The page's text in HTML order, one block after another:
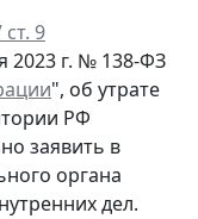
ст. 9
2023 г. № 138-ФЗ
", об утрате
РФ
заявить в
органа
дел.